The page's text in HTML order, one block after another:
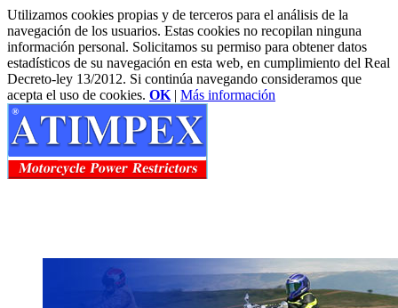
Utilizamos cookies propias y de terceros para el análisis de la
navegación de los usuarios. Estas cookies no recopilan ninguna
información personal. Solicitamos su permiso para obtener datos
estadísticos de su navegación en esta web, en cumplimiento del Real
Decreto-ley 13/2012. Si continúa navegando consideramos que
acepta el uso de cookies. OK | Más información